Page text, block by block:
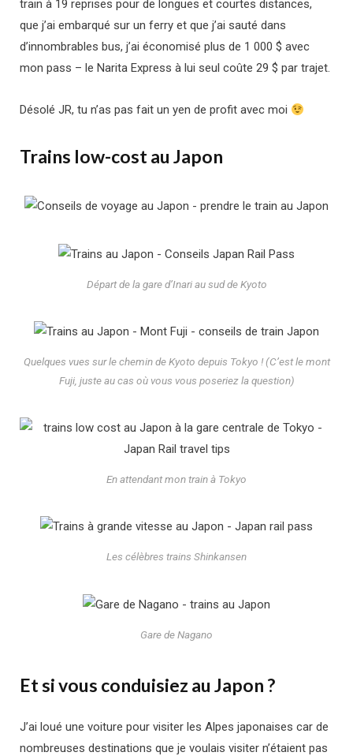
train à 19 reprises pour de longues et courtes distances,
que j’ai embarqué sur un ferry et que j’ai sauté dans
d’innombrables bus, j’ai économisé plus de 1 000 $ avec
mon pass – le Narita Express à lui seul coûte 29 $ par trajet.
Désolé JR, tu n’as pas fait un yen de profit avec moi
Trains low-cost au Japon
Départ de la gare d’Inari au sud de Kyoto
Quelques vues sur le chemin de Kyoto depuis Tokyo ! (C’est le mont
Fuji, juste au cas où vous vous poseriez la question)
En attendant mon train à Tokyo
Les célèbres trains Shinkansen
Gare de Nagano
Et si vous conduisiez au Japon ?
J’ai loué une voiture pour visiter les Alpes japonaises car de
nombreuses destinations que je voulais visiter n’étaient pas